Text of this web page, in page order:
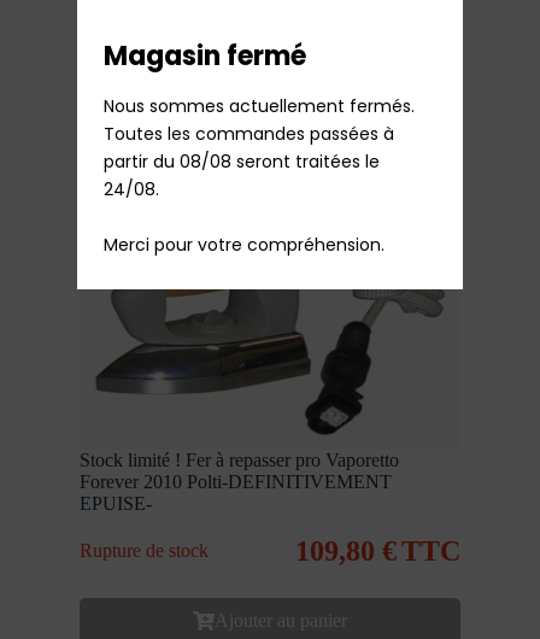
Sur commande
Ajouter au panier
Stock limité ! Fer à repasser pro Vaporetto
Forever 2010 Polti-DEFINITIVEMENT
EPUISE-
Rupture de stock 109,80 €TTC
Ajouter au panier
Magasin fermé
Nous sommes actuellement fermés.
Toutes les commandes passées à
partir du 08/08 seront traitées le
24/08.
Merci pour votre compréhension.